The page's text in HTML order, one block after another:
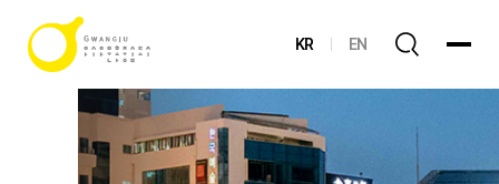
KR EN